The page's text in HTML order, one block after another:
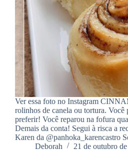
Ver essa foto no Instagram
rolinhos de canela ou tortura. Você
preferir! Você reparou na fofura
Demais da conta! Segui à risca a
Karen da @panhoka_karencastro
Deborah
21 de outubro